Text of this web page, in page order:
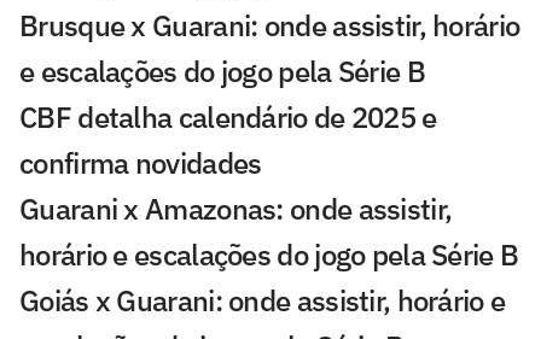
Brusque x Guarani: onde assistir, horário
e escalações do jogo pela Série B
CBF detalha calendário de 2025 e
confirma novidades
Guarani x Amazonas: onde assistir,
horário e escalações do jogo pela Série B
Goiás x Guarani: onde assistir, horário e